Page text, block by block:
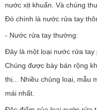
nước xịt khuẩn. Và chúng
Đó chính là nước rửa tay
- Nước rửa tay thường:
Đây là một loại nước rửa tay
Chúng được bày bán rộng
thị... Nhiều chủng loại, mẫu
mái nhất.